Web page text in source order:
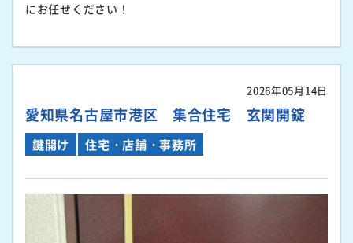
にお任せください！
2026年05月14日
愛知県名古屋市港区 集合住宅 玄関開錠
鍵開け 住宅・店舗・事務所